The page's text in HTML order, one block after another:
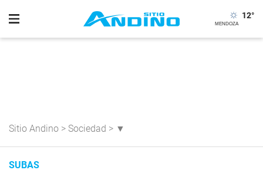
12°
Sitio Andino > Sociedad > ▼
SUBAS